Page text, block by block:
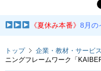
《夏休み本番》8月の
トップ 企業・教材・サービス
ニングフレームワーク「